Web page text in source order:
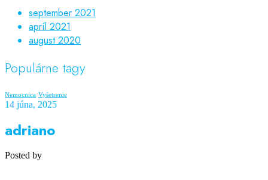
september 2021
apríl 2021
august 2020
Populárne tagy
Nemocnica Vyšetrenie
14 júna, 2025
adriano
Posted by